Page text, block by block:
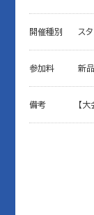
開催種別 ス
参加料 新
備考 【